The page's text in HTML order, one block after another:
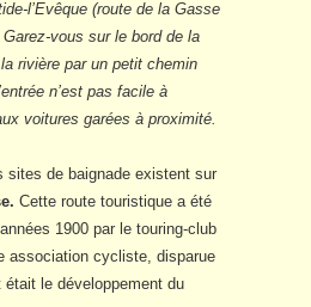
l’Evêque (route de la Gasse
vous sur le bord de la
rivière par un petit chemin
n’est pas facile à
voitures garées à proximité.
sites de baignade existent sur
Cette route touristique a été
1900 par le touring-club
association cycliste, disparue
le développement du